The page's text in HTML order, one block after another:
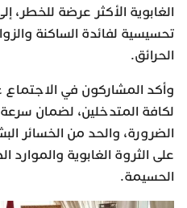
الغابوية الأكثر عرضة
تحسيسية لفائدة الساكنة
الحرائق.
وأكد المشاركون في الاجتماع
لكافة المتدخلين، لضمان
الضرورة، والحد من الخسائر
على الثروة الغابوية والموارد
الحسيمة.